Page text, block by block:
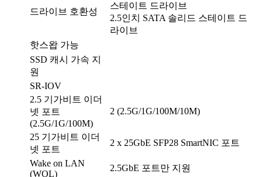
드라이브 호환성
스테이트 드라이브
2.5인치 SATA 솔리드 스테이트 드
라이브
핫스왑 가능
SSD 캐시 가속 지
원
SR-IOV
2.5 기가비트 이더
넷 포트
(2.5G/1G/100M)
2 (2.5G/1G/100M/10M)
25 기가비트 이더
넷 포트
2 x 25GbE SFP28 SmartNIC 포트
Wake on LAN
(WOL)
2.5GbE 포트만 지원